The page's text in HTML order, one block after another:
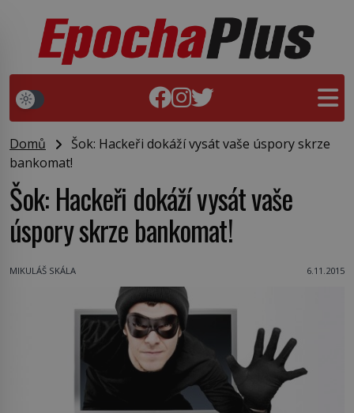
Domů
Šok: Hackeři dokáží vysát vaše úspory skrze
bankomat!
Šok: Hackeři dokáží vysát vaše
úspory skrze bankomat!
MIKULÁŠ SKÁLA 6.11.2015